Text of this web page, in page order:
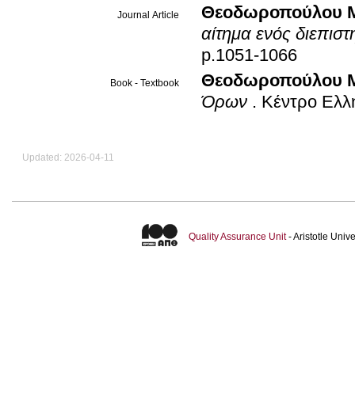
Journal Article
Θεοδωροπούλου
αίτημα ενός
p.1051-1066
Book - Textbook
Θεοδωροπούλου
Όρων . Κέντρο
Updated: 2026-04-11
Quality Assurance Unit- Aristotle